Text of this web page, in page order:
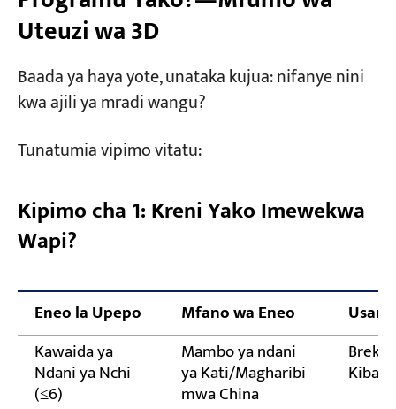
Uteuzi wa 3D
Baada ya haya yote, unataka kujua: nifanye nini
kwa ajili ya mradi wangu?
Tunatumia vipimo vitatu:
Kipimo cha 1: Kreni Yako Imewekwa
Wapi?
Eneo la Upepo Mfano wa Eneo
Kawaida ya
Ndani ya Nchi
(≤6)
Mambo ya ndani
ya Kati/Magharibi
mwa China
Breki